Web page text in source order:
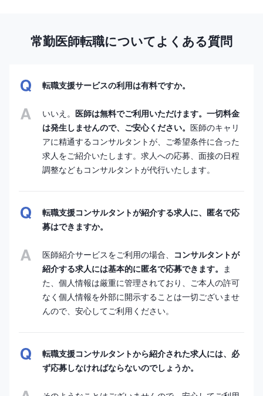
常勤医師転職についてよくある質問
転職支援サービスの利用は有料ですか。
いいえ。 医師は無料でご利用いただけます。一切料金
は発生しませんので、ご安心ください。 医師のキャリ
アに精通するコンサルタントが、ご希望条件に合った
求人をご紹介いたします。求人への応募、面接の日程
調整などもコンサルタントが代行いたします。
転職支援コンサルタントが紹介する求人に、匿名で応
募はできますか。
医師紹介サービスをご利用の場合、
コンサルタントが
紹介する求人には基本的に匿名で応募できます。 ま
た、個人情報は厳重に管理されており、ご本人の許可
なく個人情報を外部に開示することは一切ございませ
んので、安心してご利用ください。
転職支援コンサルタントから紹介された求人には、必
ず応募しなければならないのでしょうか。